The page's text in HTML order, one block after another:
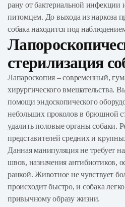
рану от бактериальной инфекции
питомцем. До выхода из наркоза
собака находится под
стерилизация
Лапароскопия – современный,
хирургического вмешательства.
помощи эндоскопического
небольших проколов в брюшной
удалить половые органы собаки.
представителей средних и
Данная манипуляция не требует
швов, назначения антибиотиков,
ранкой. Животное не чувствует
происходит быстро, и собака
привычному образу жизни.